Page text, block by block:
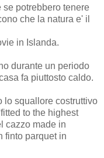
potrebbero tenere
che la natura e' il
in Islanda.
durante un periodo
fa piuttosto caldo.
lo squallore costruttivo
to the highest
cazzo made in
finto parquet in